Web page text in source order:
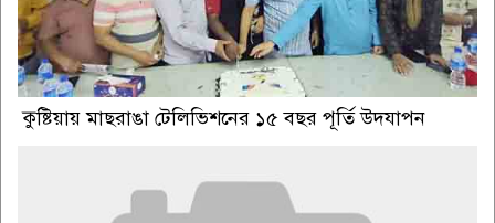
কুষ্টিয়ায় মাছরাঙা টেলিভিশনের ১৫ বছর পূর্তি উদযাপন